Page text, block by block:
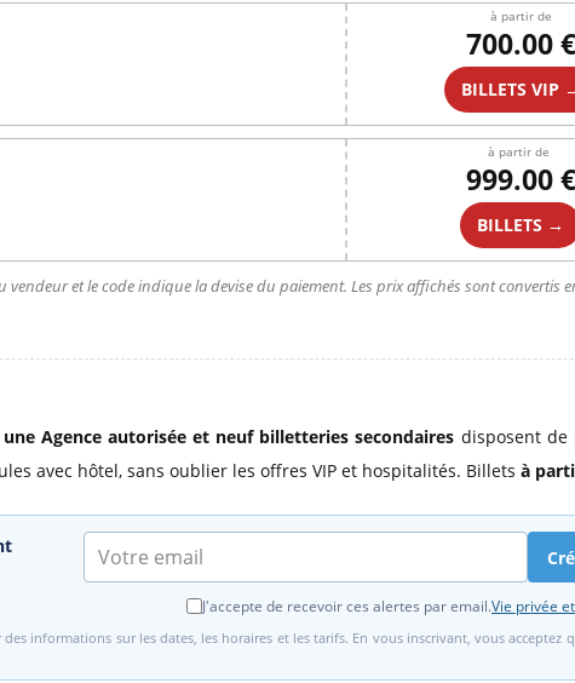
à partir de
700.00 €
BILLETS VIP
à partir de
999.00 €
BILLETS →
et le code indique la devise du paiement. Les prix affichés sont convertis
une Agence autoriséeet neuf billetteries secondaires disposent de
avec hôtel, sans oublier les offres VIP et hospitalités. Billets à
J'accepte de recevoir ces alertes par email.Vie privée
informations sur les dates, les horaires et les tarifs. En vous inscrivant, vous acceptez